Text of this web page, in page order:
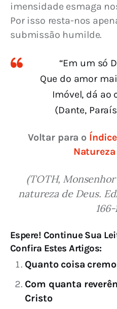
imensidade esmaga
Por isso resta-nos
submissão humilde.
“Em um só
Que do amor
Imóvel, dá ao
(Dante,
Voltar para o
Natureza
(TOTH,
natureza de Deus.
166-
Espere! Continue Sua
Confira Estes Artigos:
Quanto coisa
Com quanta
Cristo